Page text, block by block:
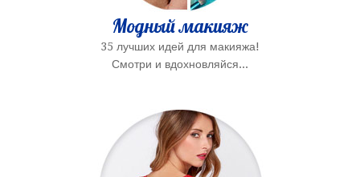
Модный макияж
35 лучших идей для макияжа!
Смотри и вдохновляйся...